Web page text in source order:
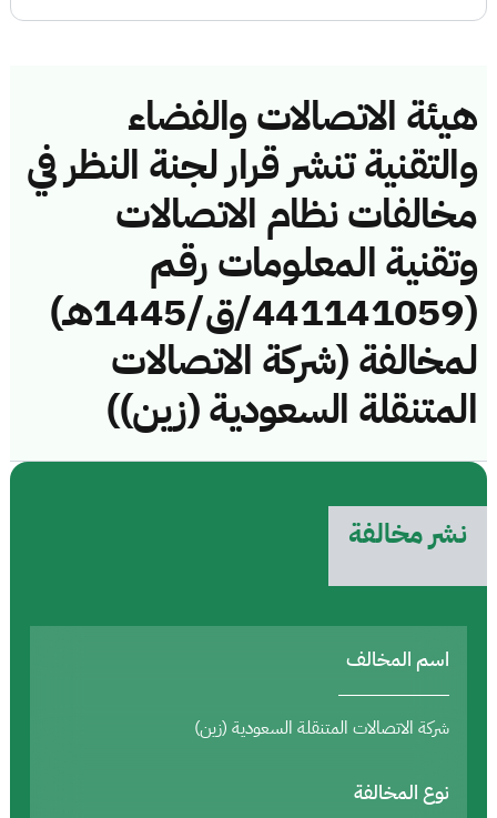
هيئة الاتصالات والفضاء
والتقنية تنشر قرار لجنة النظر في
مخالفات نظام الاتصالات
وتقنية المعلومات رقم
(441141059/ق/1445هـ)
لمخالفة (شركة الاتصالات
المتنقلة السعودية (زين))
نشر مخالفة
اسم المخالف
شركة الاتصالات المتنقلة السعودية (زين)
نوع المخالفة